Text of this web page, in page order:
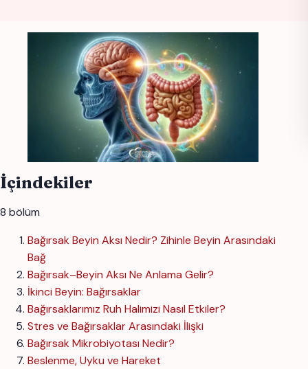
İçindekiler
8 bölüm
Bağırsak Beyin Aksı Nedir? Zihinle Beyin Arasındaki
Bağ
Bağırsak–Beyin Aksı Ne Anlama Gelir?
İkinci Beyin: Bağırsaklar
Bağırsaklarımız Ruh Halimizi Nasıl Etkiler?
Stres ve Bağırsaklar Arasındaki İlişki
Bağırsak Mikrobiyotası Nedir?
Beslenme, Uyku ve Hareket